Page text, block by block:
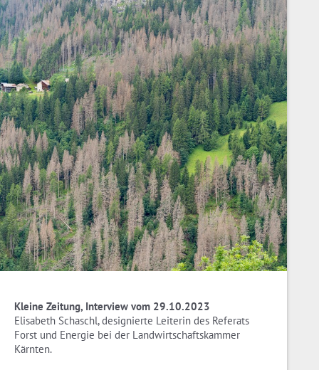
Kleine Zeitung, Interview vom 29.10.2023
Elisabeth Schaschl, designierte Leiterin des Referats
Forst und Energie bei der Landwirtschaftskammer
Kärnten.